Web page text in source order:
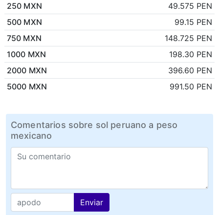
250 MXN
49.575 PEN
500 MXN
99.15 PEN
750 MXN
148.725 PEN
1000 MXN
198.30 PEN
2000 MXN
396.60 PEN
5000 MXN
991.50 PEN
Comentarios sobre sol peruano a peso
mexicano
Enviar